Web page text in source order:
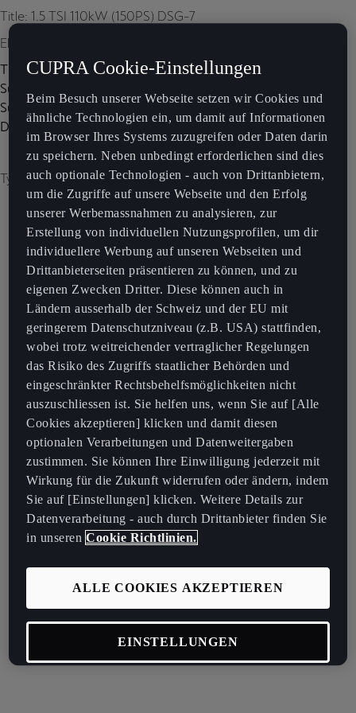
Title: 1.5 TSI 110kW (150PS) DSG-7
Element 1
Title:
Subtitle:
Subtitle 2:
Description:
Type of image: carousel
CUPRA Cookie-Einstellungen
Beim Besuch unserer Webseite setzen wir Cookies und
ähnliche Technologien ein, um damit auf Informationen
im Browser Ihres Systems zuzugreifen oder Daten darin
zu speichern. Neben unbedingt erforderlichen sind dies
auch optionale Technologien - auch von Drittanbietern,
um die Zugriffe auf unsere Webseite und den Erfolg
unserer Werbemassnahmen zu analysieren, zur
Erstellung von individuellen Nutzungsprofilen, um dir
individuellere Werbung auf unseren Webseiten und
Drittanbieterseiten präsentieren zu können, und zu
eigenen Zwecken Dritter. Diese können auch in
Ländern ausserhalb der Schweiz und der EU mit
geringerem Datenschutzniveau (z.B. USA) stattfinden,
wobei trotz weitreichender vertraglicher Regelungen
das Risiko des Zugriffs staatlicher Behörden und
eingeschränkter Rechtsbehelfsmöglichkeiten nicht
auszuschliessen ist. Sie helfen uns, wenn Sie auf [Alle
Cookies akzeptieren] klicken und damit diesen
optionalen Verarbeitungen und Datenweitergaben
zustimmen. Sie können Ihre Einwilligung jederzeit mit
Wirkung für die Zukunft widerrufen oder ändern, indem
Sie auf [Einstellungen] klicken. Weitere Details zur
Datenverarbeitung - auch durch Drittanbieter finden Sie
in unseren Cookie Richtlinien.
ALLE COOKIES AKZEPTIEREN
EINSTELLUNGEN